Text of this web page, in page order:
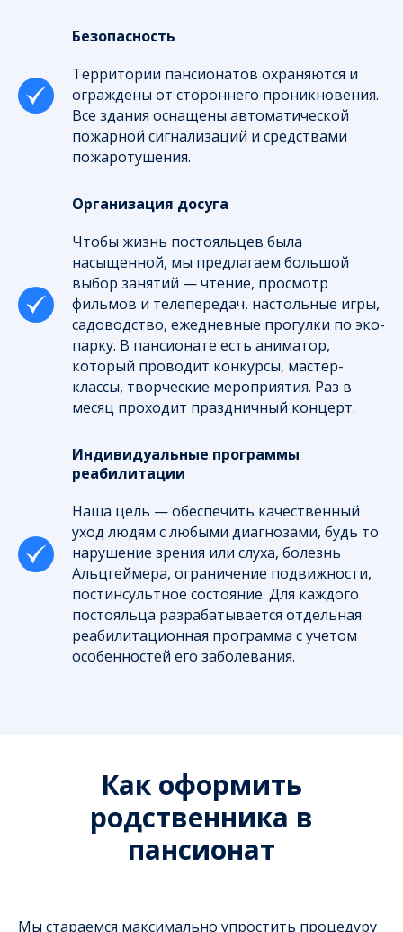
Безопасность
Территории пансионатов охраняются и
ограждены от стороннего проникновения.
Все здания оснащены автоматической
пожарной сигнализаций и средствами
пожаротушения.
Организация досуга
Чтобы жизнь постояльцев была
насыщенной, мы предлагаем большой
выбор занятий — чтение, просмотр
фильмов и телепередач, настольные игры,
садоводство, ежедневные прогулки по эко-
парку. В пансионате есть аниматор,
который проводит конкурсы, мастер-
классы, творческие мероприятия. Раз в
месяц проходит праздничный концерт.
Индивидуальные программы
реабилитации
Наша цель — обеспечить качественный
уход людям с любыми диагнозами, будь то
нарушение зрения или слуха, болезнь
Альцгеймера, ограничение подвижности,
постинсультное состояние. Для каждого
постояльца разрабатывается отдельная
реабилитационная программа с учетом
особенностей его заболевания.
Как оформить
родственника в
пансионат
Мы стараемся максимально упростить процедуру